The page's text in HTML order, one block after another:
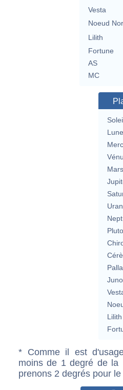
Vesta
Noeud
Lilith
Fortune
AS
MC
Lune
Mars
Lilith
* Comme il est
moins de 1 degré de la
prenons 2 degrés pour